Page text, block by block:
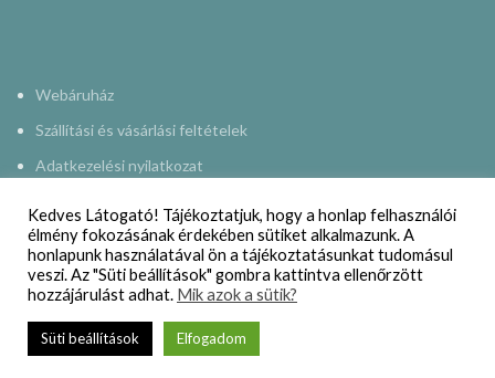
Webáruház
Szállítási és vásárlási feltételek
Adatkezelési nyilatkozat
Kapcsolat
„Kalocsai
Kedves Látogató! Tájékoztatjuk, hogy a honlap felhasználói
élmény fokozásának érdekében sütiket alkalmazunk. A
honlapunk használatával ön a tájékoztatásunkat tudomásul
veszi. Az "Süti beállítások" gombra kattintva ellenőrzött
hozzájárulást adhat. Mik azok a sütik?
Süti beállítások Elfogadom